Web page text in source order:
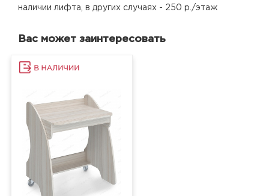
наличии лифта, в других случаях - 250 р./этаж
Вас может заинтересовать